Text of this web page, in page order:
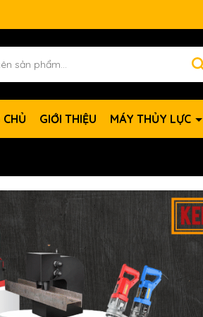
GIỚI THIỆU MÁY THỦY LỰC